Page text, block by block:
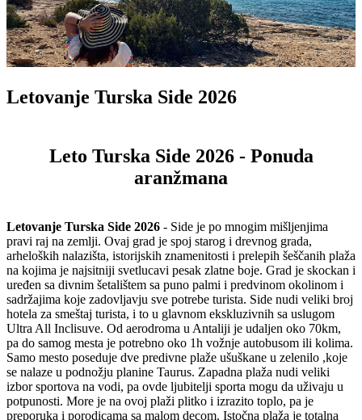
Letovanje Turska Side 2026
Leto Turska Side 2026 - Ponuda
aranžmana
Letovanje Turska Side 2026 - Side je po mnogim mišljenjima
pravi raj na zemlji. Ovaj grad je spoj starog i drevnog grada,
arheloških nalazišta, istorijskih znamenitosti i prelepih šeščanih plaža
na kojima je najsitniji svetlucavi pesak zlatne boje. Grad je skockan i
uređen sa divnim šetalištem sa puno palmi i predvinom okolinom i
sadržajima koje zadovljavju sve potrebe turista. Side nudi veliki broj
hotela za smeštaj turista, i to u glavnom ekskluzivnih sa uslugom
Ultra All Inclisuve. Od aerodroma u Antaliji je udaljen oko 70km,
pa do samog mesta je potrebno oko 1h vožnje autobusom ili kolima.
Samo mesto poseduje dve predivne plaže ušuškane u zelenilo ,koje
se nalaze u podnožju planine Taurus. Zapadna plaža nudi veliki
izbor sportova na vodi, pa ovde ljubitelji sporta mogu da uživaju u
potpunosti. More je na ovoj plaži plitko i izrazito toplo, pa je
preporuka i porodicama sa malom decom. Istočna plaža je totalna